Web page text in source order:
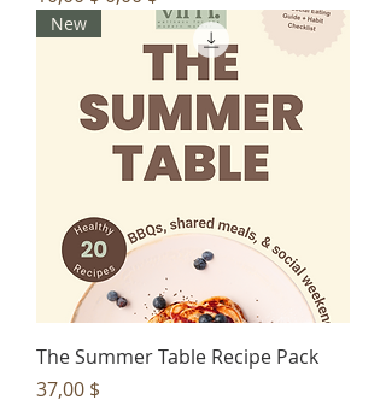
New
The Summer Table Recipe Pack
Prix
37,00 $